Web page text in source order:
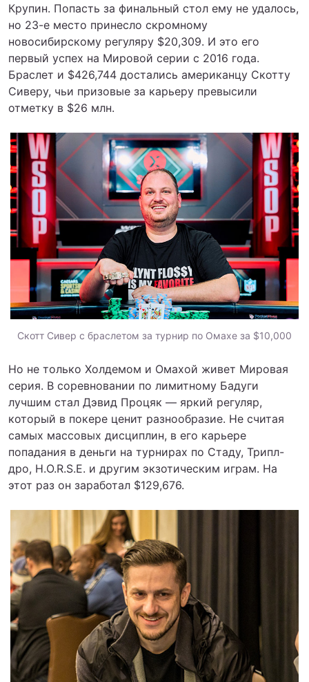
Крупин. Попасть за финальный стол ему не удалось,
но 23-е место принесло скромному
новосибирскому регуляру $20,309. И это его
первый успех на Мировой серии с 2016 года.
Браслет и $426,744 достались американцу Скотту
Сиверу, чьи призовые за карьеру превысили
отметку в $26 млн.
Скотт Сивер с браслетом за турнир по Омахе за $10,000
Но не только Холдемом и Омахой живет Мировая
серия. В соревновании по лимитному Бадуги
лучшим стал Дэвид Процяк — яркий регуляр,
который в покере ценит разнообразие. Не считая
самых массовых дисциплин, в его карьере
попадания в деньги на турнирах по Стаду, Трипл-
дро, H.O.R.S.E. и другим экзотическим играм. На
этот раз он заработал $129,676.